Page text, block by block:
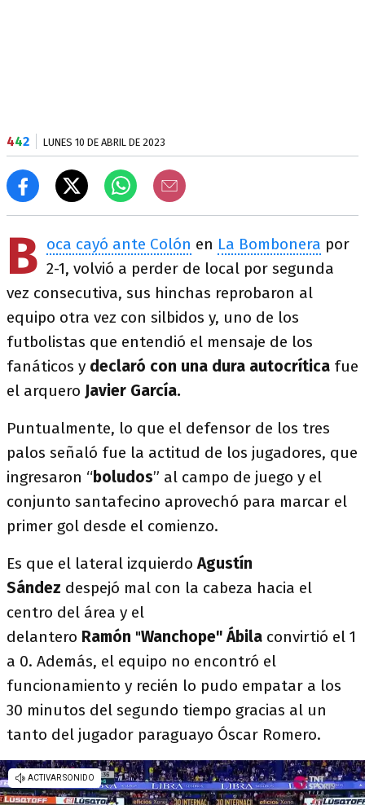
442 LUNES 10 DE ABRIL DE 2023
B oca cayó ante Colón en La Bombonera por
2-1, volvió a perder de local por segunda
vez consecutiva, sus hinchas reprobaron al
equipo otra vez con silbidos y, uno de los
futbolistas que entendió el mensaje de los
fanáticos y declaró con una dura autocrítica fue
el arquero Javier García.
Puntualmente, lo que el defensor de los tres
palos señaló fue la actitud de los jugadores, que
ingresaron “boludos” al campo de juego y el
conjunto santafecino aprovechó para marcar el
primer gol desde el comienzo.
Es que el lateral izquierdoAgustín
Sández despejó mal con la cabeza hacia el
centro del área y el
delantero Ramón "Wanchope" Ábila convirtió el 1
a 0. Además, el equipo no encontró el
funcionamiento y recién lo pudo empatar a los
30 minutos del segundo tiempo gracias al un
tanto del jugador paraguayo Óscar Romero.